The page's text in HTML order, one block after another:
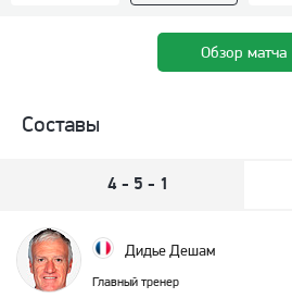
Обзор матча
Составы
4 - 5 - 1
Дидье Дешам
Главный тренер